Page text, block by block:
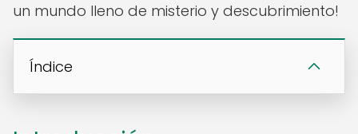
un mundo lleno de misterio y descubrimiento!
Índice